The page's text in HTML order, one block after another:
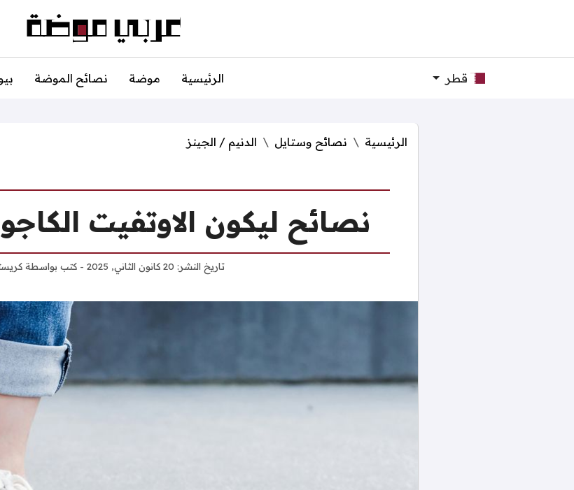
قطر الرئيسية موضة نصائح الموضة
الرئيسية نصائح وستايل الدنيم / الجينز
نصائح ليكون الاوتفيت
تاريخ النشر: 20 كانون الثاني, 2025 - كتب بواسطة